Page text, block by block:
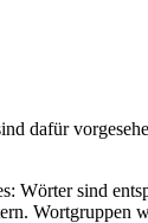
dafür
Wörter sind
Wortgruppen